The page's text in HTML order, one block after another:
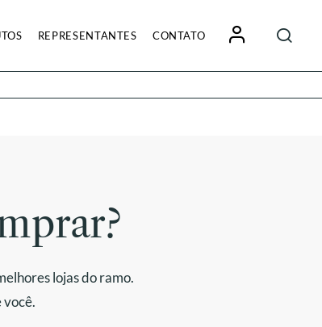
REPRESENTANTES CONTATO
por:
lojas do ramo.
você.